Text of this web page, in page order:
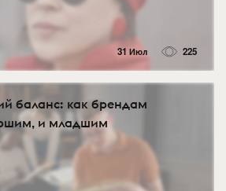
31 Июл 225
баланс: как брендам
и младшим